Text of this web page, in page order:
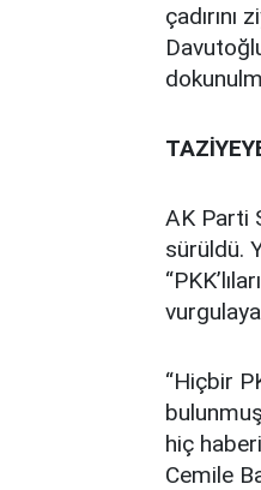
AK Parti
sürüldü.
“Hiçbir
hiç
Cemile